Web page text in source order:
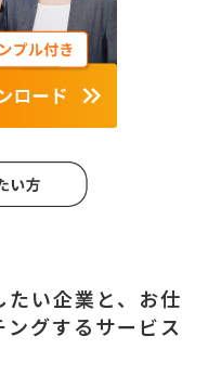
い企業と、 お仕
グするサービス